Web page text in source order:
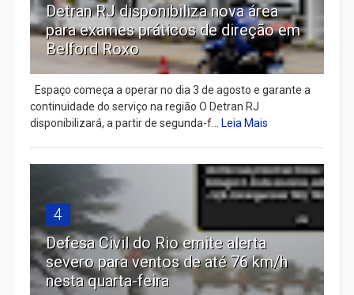
Detran RJ disponibiliza nova área
para exames práticos de direção em
Belford Roxo
Espaço começa a operar no dia 3 de agosto e garante a
continuidade do serviço na região O Detran RJ
disponibilizará, a partir de segunda-f...
Leia Mais
4
Defesa Civil do Rio emite alerta
severo para ventos de até 76 km/h
nesta quarta-feira